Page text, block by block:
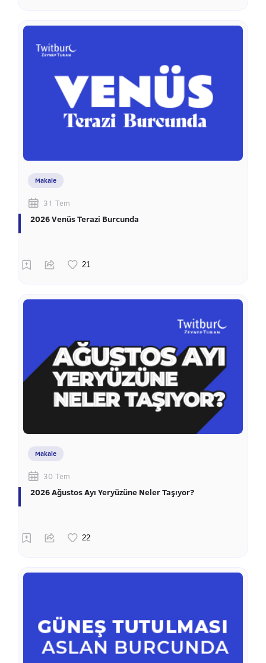
Makale
31 Tem
2026 Venüs Terazi Burcunda
Makale
30 Tem
2026 Ağustos Ayı Yeryüzüne Neler Taşıyor?